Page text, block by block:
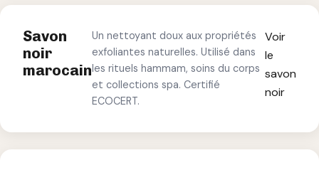
Savon
noir
marocain
Un nettoyant doux aux propriétés
exfoliantes naturelles. Utilisé dans
les rituels hammam, soins du corps
et collections spa. Certifié
ECOCERT.
Voir
le
savon
noir